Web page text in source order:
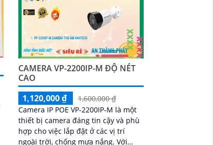
CAMERA VP-2200IP-M ĐỘ NÉT
CAO
1,120,000 ₫
1,600,000 ₫
Camera IP POE VP-2200IP-M là một
thiết bị camera đáng tin cậy và phù
hợp cho việc lắp đặt ở các vị trí
ngoài trời, chống mưa nắng. Với